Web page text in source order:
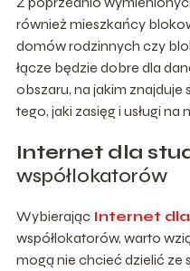
również mieszkańcy
domów rodzinnych czy
łącze będzie dobre dla
obszaru, na jakim znajduje
tego, jaki zasięg i usługi na
Internet dla
współlokatorów
Wybierając Internet
współlokatorów, warto
mogą nie chcieć dzielić ze